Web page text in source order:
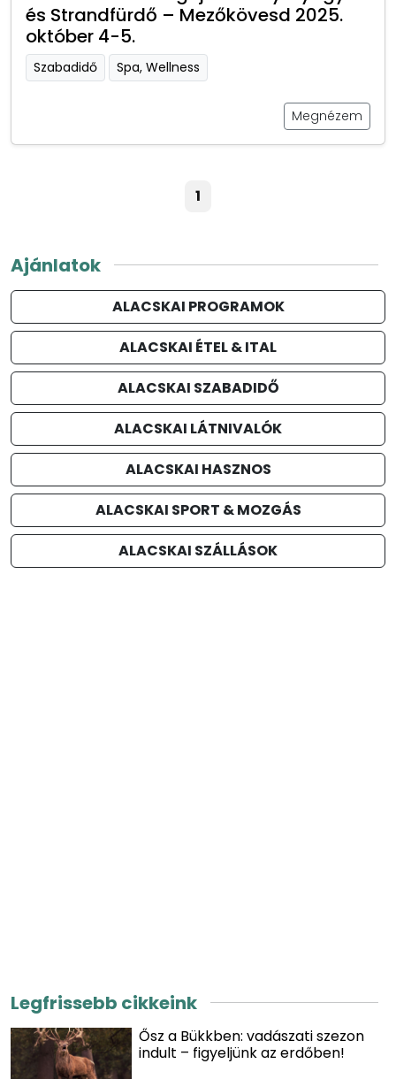
és Strandfürdő – Mezőkövesd 2025.
október 4-5.
Szabadidő Spa, Wellness
Megnézem
1
Ajánlatok
ALACSKAI PROGRAMOK
ALACSKAI ÉTEL & ITAL
ALACSKAI SZABADIDŐ
ALACSKAI LÁTNIVALÓK
ALACSKAI HASZNOS
ALACSKAI SPORT & MOZGÁS
ALACSKAI SZÁLLÁSOK
Legfrissebb cikkeink
Ősz a Bükkben: vadászati szezon
indult – figyeljünk az erdőben!